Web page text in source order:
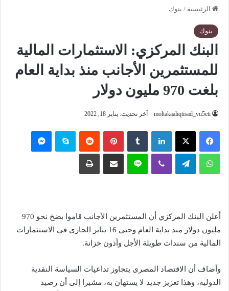
الرئيسية / بنوك
بنوك
البنك المركزي: الاستثمارات المالية
للمستثمرين الأجانب منذ بداية العام
بلغت 970 مليون دولار
moltakaaliqtisad_vu5eti آخر تحديث: يناير 18, 2022
فيسبوك ‫X لينكدإن بينتيريست سكايب
واتساب تيلقرام لاين
أعلن البنك المركزي أن المستثمرين الأجانب قاموا بضخ نحو 970
مليون دولار منذ بداية العام وحتى 16 يناير الجارى فى الاستثمارات
المالية من سندات طويلة الأجل وأذون خزانة.
وأضاف أن الاقتصاد المصرى يتجاوز تداعيات السياسة النقدية
الدولية، وهذا تعزيز جديد لا يستهان به، مشيرا إلى أن رصيد